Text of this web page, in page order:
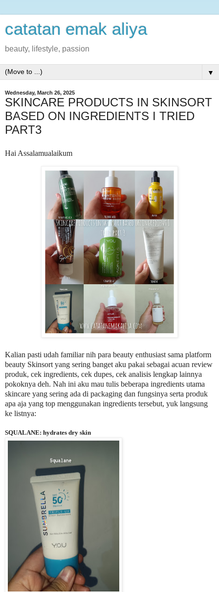
catatan emak aliya
beauty, lifestyle, passion
▼
Wednesday, March 26, 2025
SKINCARE PRODUCTS IN SKINSORT
BASED ON INGREDIENTS I TRIED
PART3
Hai Assalamualaikum
Kalian pasti udah familiar nih para beauty enthusiast sama platform
beauty Skinsort yang sering banget aku pakai sebagai acuan review
produk, cek ingredients, cek dupes, cek analisis lengkap lainnya
pokoknya deh. Nah ini aku mau tulis beberapa ingredients utama
skincare yang sering ada di packaging dan fungsinya serta produk
apa aja yang top menggunakan ingredients tersebut, yuk langsung
ke listnya:
SQUALANE: hydrates dry skin